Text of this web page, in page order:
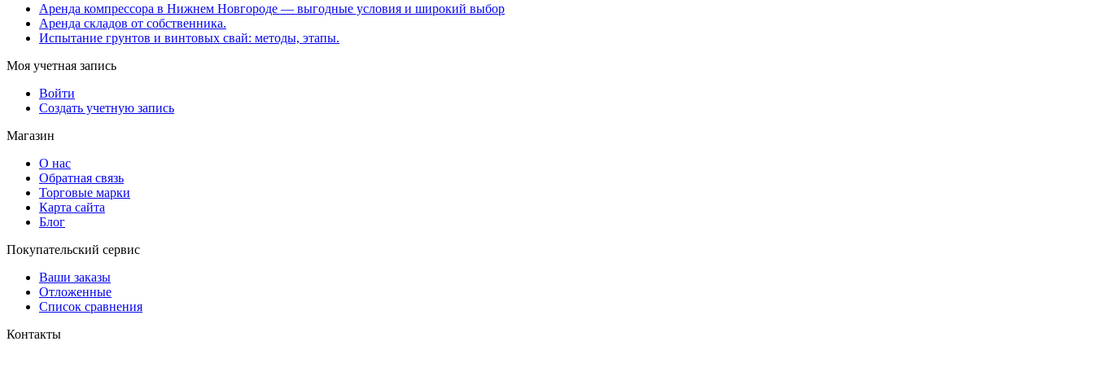
Аренда компрессора в Нижнем Новгороде — выгодные условия и широкий выбор
Аренда складов от собственника.
Испытание грунтов и винтовых свай: методы, этапы.
Моя учетная запись
Войти
Создать учетную запись
Магазин
О нас
Обратная связь
Торговые марки
Карта сайта
Блог
Покупательский сервис
Ваши заказы
Отложенные
Список сравнения
Контакты